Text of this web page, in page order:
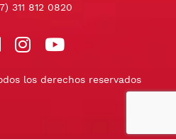
311 812 0820
los derechos reservados